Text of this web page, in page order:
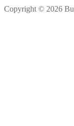
Copyright © 2026